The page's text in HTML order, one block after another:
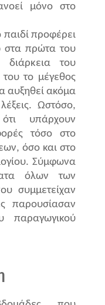
μόνο στο
προφέρει
στα πρώτα του
του
το μέγεθος
αυξηθεί ακόμα
Ωστόσο,
υπάρχουν
τόσο στο
όσο και στο
Σύμφωνα
όλων των
συμμετείχαν
παρουσίασαν
παραγωγικού